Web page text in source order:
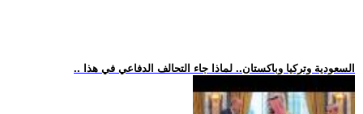
.. السعودية وتركيا وباكستان.. لماذا جاء التحالف الدفاعي في هذا